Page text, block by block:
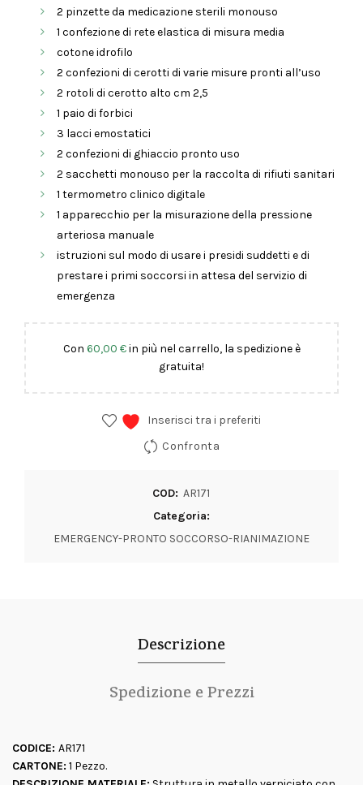
2 pinzette da medicazione sterili monouso
1 confezione di rete elastica di misura media
cotone idrofilo
2 confezioni di cerotti di varie misure pronti all’uso
2 rotoli di cerotto alto cm 2,5
1 paio di forbici
3 lacci emostatici
2 confezioni di ghiaccio pronto uso
2 sacchetti monouso per la raccolta di rifiuti sanitari
1 termometro clinico digitale
1 apparecchio per la misurazione della pressione
arteriosa manuale
istruzioni sul modo di usare i presidi suddetti e di
prestare i primi soccorsi in attesa del servizio di
emergenza
Con 60,00 €in più nel carrello, la spedizione è
gratuita!
Inserisci tra i preferiti
Confronta
COD: AR171
Categoria:
EMERGENCY-PRONTO SOCCORSO-RIANIMAZIONE
Descrizione
Spedizione e Prezzi
CODICE: AR171
CARTONE: 1 Pezzo.